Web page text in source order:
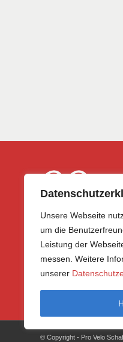
Unsere Webseite
um die
Leistung der
messen. Weitere
unserer
CH-8200
E-Mail
Tel.
+41 78
© Copyright - Pro Velo